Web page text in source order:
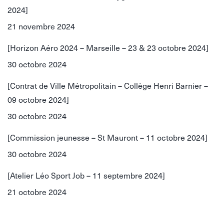
2024]
21 novembre 2024
[Horizon Aéro 2024 – Marseille – 23 & 23 octobre 2024]
30 octobre 2024
[Contrat de Ville Métropolitain – Collège Henri Barnier –
09 octobre 2024]
30 octobre 2024
[Commission jeunesse – St Mauront – 11 octobre 2024]
30 octobre 2024
[Atelier Léo Sport Job – 11 septembre 2024]
21 octobre 2024